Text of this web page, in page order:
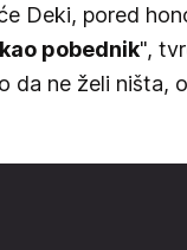
Deki, pored
pobednik",
da ne želi ništa,